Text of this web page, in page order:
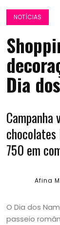
NOTÍCIAS
Dia
Campanha
chocolates
750 em
Afina
O Dia dos
passeio